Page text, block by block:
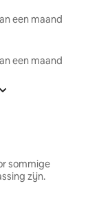
een maand
een maand
sommige
zijn.